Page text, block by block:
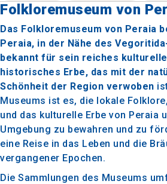
Folkloremuseum von
Das Folkloremuseum von Peraia
Peraia, in der Nähe des
bekannt für sein reiches
historisches Erbe, das mit der
Schönheit der Region verwoben
Museums ist es, die lokale
und das kulturelle Erbe von Peraia
Umgebung zu bewahren und zu
eine Reise in das Leben und die
vergangener Epochen.
Die Sammlungen des Museums